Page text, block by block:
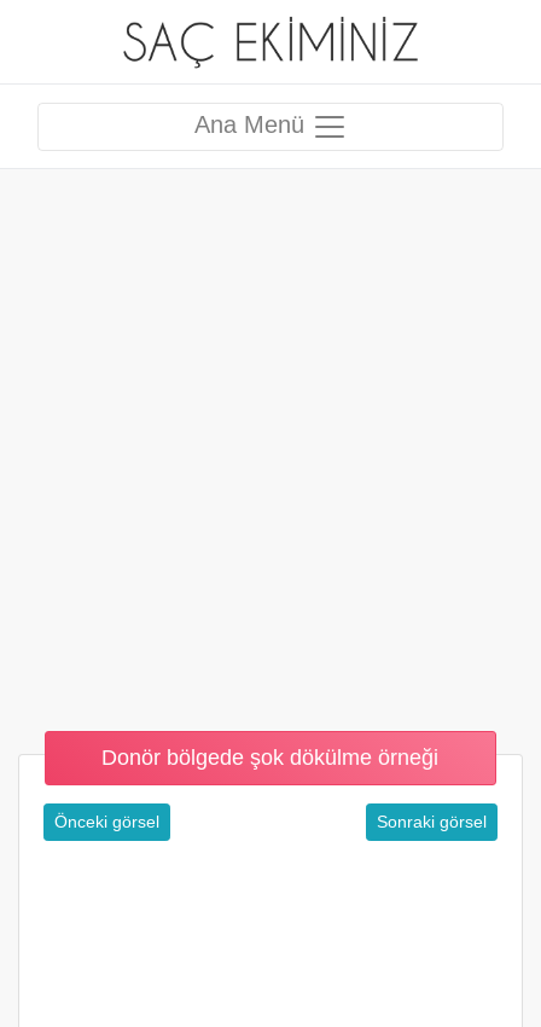
Ana Menü
Donör bölgede şok dökülme örneği
Önceki görsel Sonraki görsel